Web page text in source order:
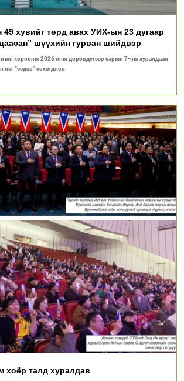
49 хувийг төрд авах УИХ-ын 23 дугаар
шүүхийн гурван шийдвэр
хорооны 2026 оны дөрөвдүгээр сарын 7-ны хуралдаан
нэг “сэдэв” сөхөгдлөө.
хоёр талд хуралдав